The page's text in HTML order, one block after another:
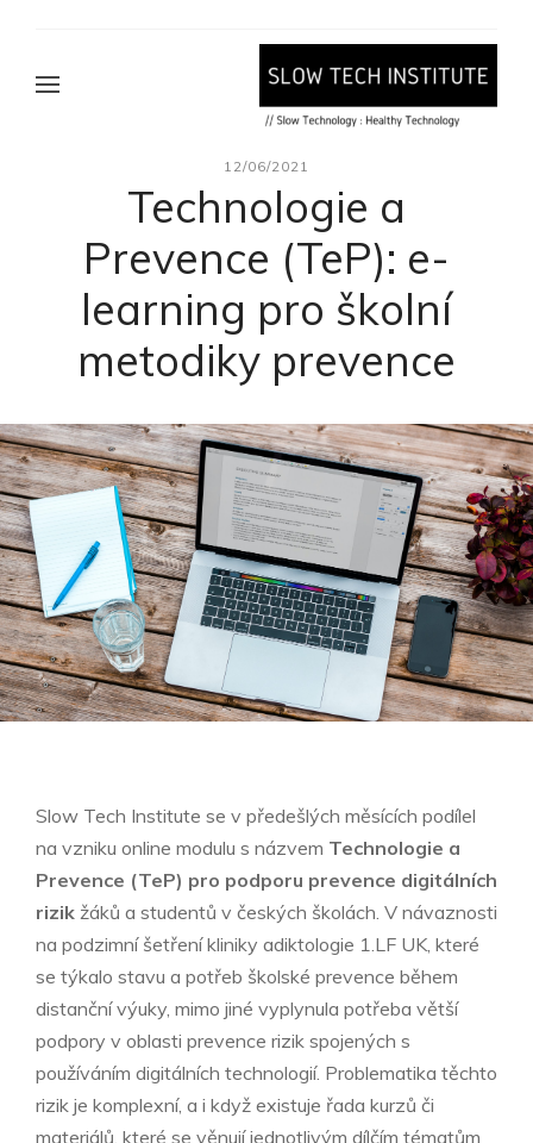
12/06/2021
Technologie a
Prevence (TeP): e-
learning pro školní
metodiky prevence
Slow Tech Institute se v předešlých měsících podílel
na vzniku online modulu s názvem Technologie a
Prevence (TeP) pro podporu prevence digitálních
rizik žáků a studentů v českých školách. V návaznosti
na podzimní šetření kliniky adiktologie 1.LF UK, které
se týkalo stavu a potřeb školské prevence během
distanční výuky, mimo jiné vyplynula potřeba větší
podpory v oblasti prevence rizik spojených s
používáním digitálních technologií. Problematika těchto
rizik je komplexní, a i když existuje řada kurzů či
materiálů, které se věnují jednotlivým dílčím tématům